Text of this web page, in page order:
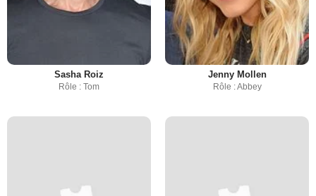
Sasha Roiz
Rôle : Tom
Jenny Mollen
Rôle : Abbey